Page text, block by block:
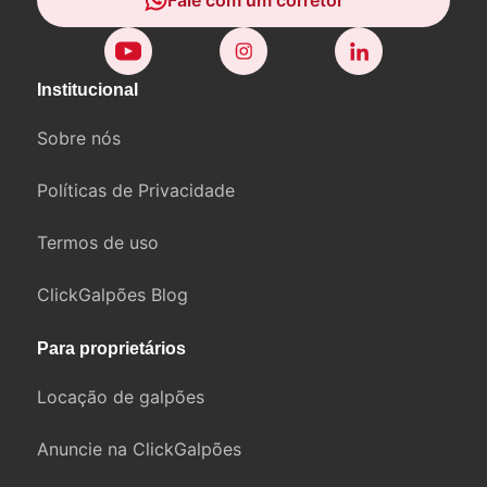
Institucional
Sobre nós
Políticas de Privacidade
Termos de uso
ClickGalpões Blog
Para proprietários
Locação de galpões
Anuncie na ClickGalpões